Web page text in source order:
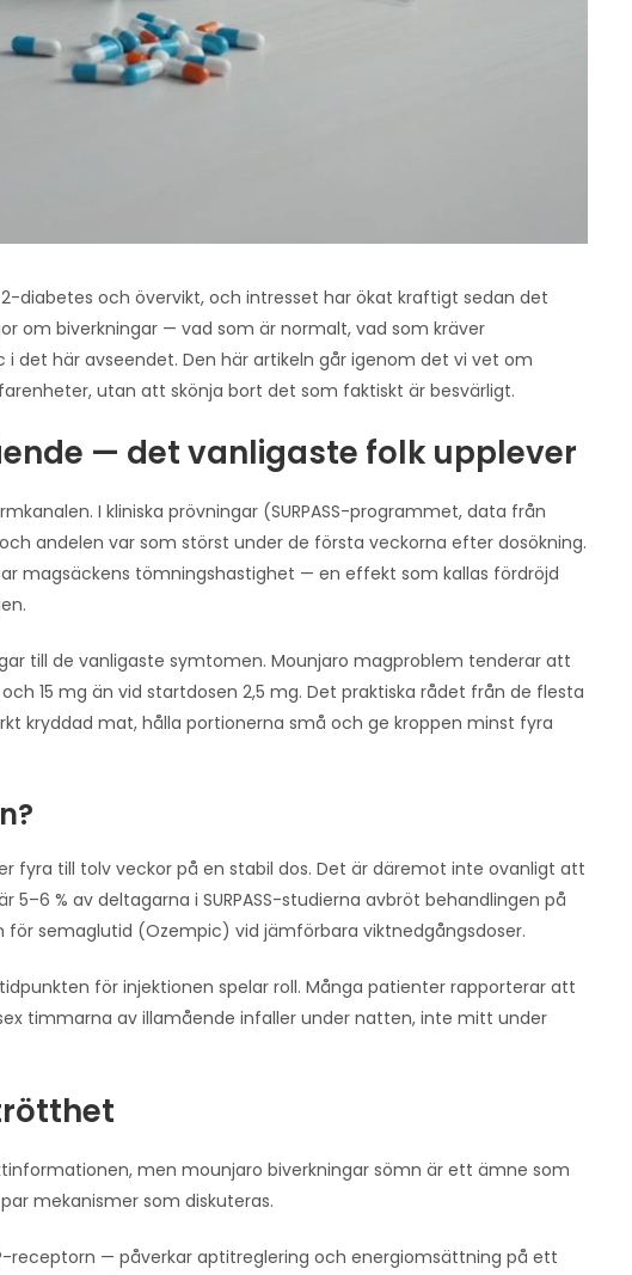
diabetes och övervikt, och intresset har ökat kraftigt sedan det
om biverkningar — vad som är normalt, vad som kräver
det här avseendet. Den här artikeln går igenom det vi vet om
utan att skönja bort det som faktiskt är besvärligt.
— det vanligaste folk upplever
I kliniska prövningar (SURPASS-programmet, data från
andelen var som störst under de första veckorna efter dosökning.
magsäckens tömningshastighet — en effekt som kallas fördröjd
till de vanligaste symtomen. Mounjaro magproblem tenderar att
15 mg än vid startdosen 2,5 mg. Det praktiska rådet från de flesta
kryddad mat, hålla portionerna små och ge kroppen minst fyra
fyra till tolv veckor på en stabil dos. Det är däremot inte ovanligt att
% av deltagarna i SURPASS-studierna avbröt behandlingen på
semaglutid (Ozempic) vid jämförbara viktnedgångsdoser.
för injektionen spelar roll. Många patienter rapporterar att
timmarna av illamående infaller under natten, inte mitt under
men mounjaro biverkningar sömn är ett ämne som
mekanismer som diskuteras.
receptorn — påverkar aptitreglering och energiomsättning på ett